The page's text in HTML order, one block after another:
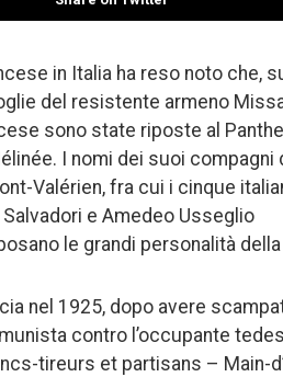
in Italia ha reso noto che,
del resistente armeno
sono state riposte al
I nomi dei suoi compagni
Valérien, fra cui i cinque
e Amedeo Usseglio
le grandi personalità della
nel 1925, dopo avere
contro l’occupante
tireurs et partisans – Main-